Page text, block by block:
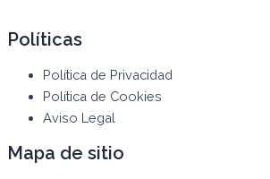
Políticas
Política de Privacidad
Política de Cookies
Aviso Legal
Mapa de sitio